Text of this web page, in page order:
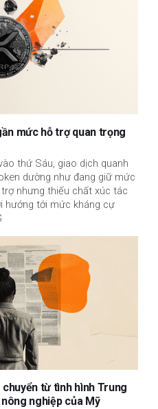
mức hỗ trợ quan trọng
thứ Sáu, giao dịch quanh
dường như đang giữ mức
nhưng thiếu chất xúc tác
hướng tới mức kháng cự
từ tình hình Trung
nghiệp của Mỹ